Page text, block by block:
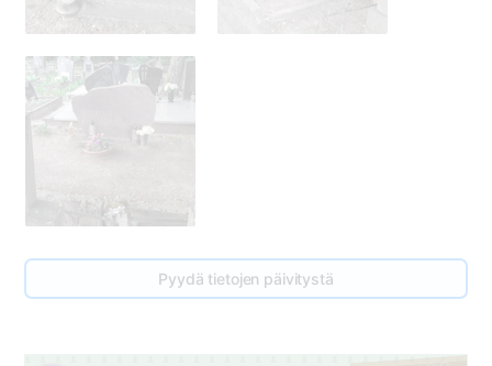
Pyydä tietojen päivitystä